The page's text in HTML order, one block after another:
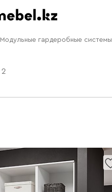
Модульные гардеробные системы
2